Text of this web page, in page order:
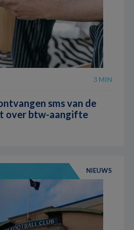
3 MIN
sms van de
over btw-aangifte
NIEUWS